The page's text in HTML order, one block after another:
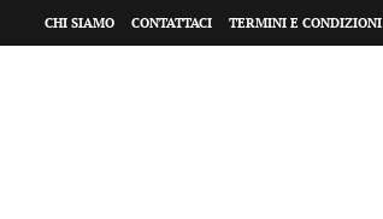
CHI SIAMO CONTATTACI TERMINI E CONDIZIONI